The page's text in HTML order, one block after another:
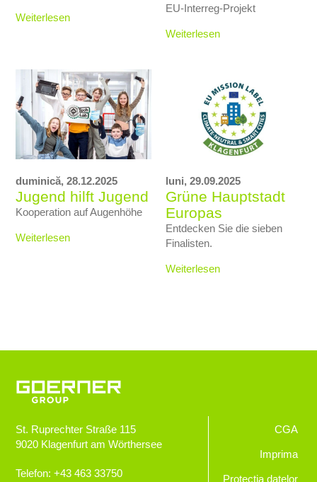
Weiterlesen
EU‑Interreg‑Projekt
Weiterlesen
duminică, 28.12.2025
Jugend hilft Jugend
Kooperation auf Augenhöhe
Weiterlesen
luni, 29.09.2025
Grüne Hauptstadt
Europas
Entdecken Sie die sieben
Finalisten.
Weiterlesen
St. Ruprechter Straße 115
9020 Klagenfurt am Wörthersee
Telefon:+43 463 33750
CGA
Imprima
Protecţia datelor